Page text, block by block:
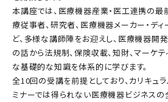
本講座では、医療機器産業・医工連携の
療従事者、研究者、医療機器メーカー・ディ
ど、多様な講師陣をお迎えし、医療機器開
の話から法規制、保険収載、知財、マーケ
な基礎的な知識を体系的に学びます。
全10回の受講を前提としており、カリキュ
ミナーでは得られない医療機器ビジネス